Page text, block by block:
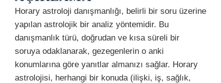
Horary astroloji danışmanlığı, belirli bir soru üzerine
yapılan astrolojik bir analiz yöntemidir. Bu
danışmanlık türü, doğrudan ve kısa süreli bir
soruya odaklanarak, gezegenlerin o anki
konumlarına göre yanıtlar almanızı sağlar. Horary
astrolojisi, herhangi bir konuda (ilişki, iş, sağlık,